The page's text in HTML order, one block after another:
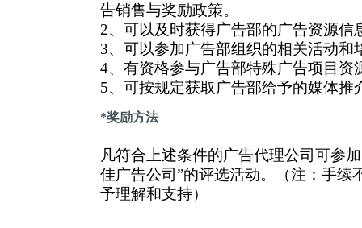
告销售与奖励政策。
2、可以及时获得广告部的广告资源信
3、可以参加广告部组织的相关活动和
4、有资格参与广告部特殊广告项目资
5、可按规定获取广告部给予的媒体推
*奖励方法
凡符合上述条件的广告代理公司可参
佳广告公司”的评选活动。（注：手续
予理解和支持）